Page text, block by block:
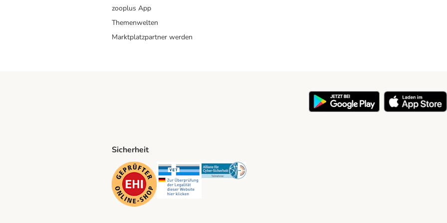
zooplus App
Themenwelten
Marktplatzpartner werden
Method
Sicherheit
Security Security Security